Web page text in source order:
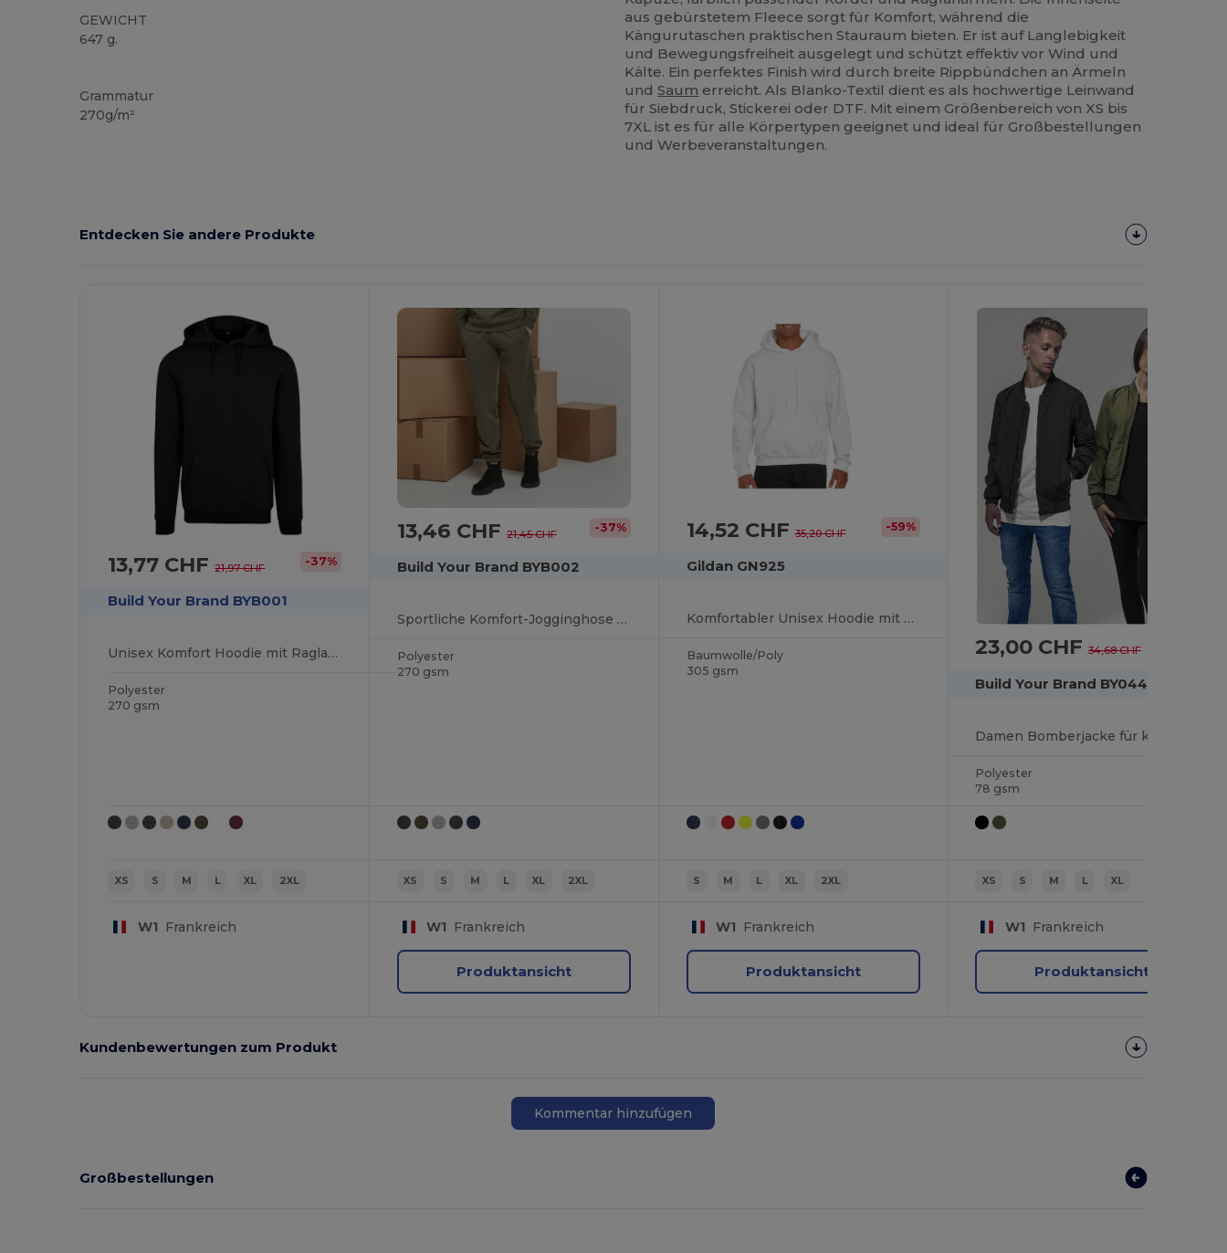
GEWICHT
647 g.
Grammatur
270g/m²
aus gebürstetem Fleece sorgt für Komfort, während die
Kängurutaschen praktischen Stauraum bieten. Er ist auf Langlebigkeit
und Bewegungsfreiheit ausgelegt und schützt effektiv vor Wind und
Kälte. Ein perfektes Finish wird durch breite Rippbündchen an Ärmeln
undSaum erreicht. Als Blanko-Textil dient es als hochwertige Leinwand
für Siebdruck, Stickerei oder DTF. Mit einem Größenbereich von XS bis
7XL ist es für alle Körpertypen geeignet und ideal für Großbestellungen
und Werbeveranstaltungen.
Entdecken Sie andere Produkte
Jetzt
13,77 CHF21,97 CHF -37%
Build Your Brand BYB001
Unisex Komfort Hoodie mit Raglanärmeln
Polyester
270 gsm
XS S M L XL 2XL
W1 Frankreich
13,46 CHF 21,45 CHF -37%
Build Your Brand BYB002
Sportliche Komfort-Jogginghose für Fitness und Laufen
Polyester
270 gsm
XS S M L XL 2XL
W1 Frankreich
Produktansicht
14,52 CHF35,20 CHF -59%
Gildan GN925
Komfortabler Unisex Hoodie mit DryBlend Technologie
Baumwolle/Poly
305 gsm
S M L XL 2XL
W1 Frankreich
Produktansicht
23,00 CHF34,68 CHF
Build Your Brand BY044
Polyester
78 gsm
XS S M L XL
W1 Frankreich
Produktansicht
Kundenbewertungen zum Produkt
Kommentar hinzufügen
Großbestellungen